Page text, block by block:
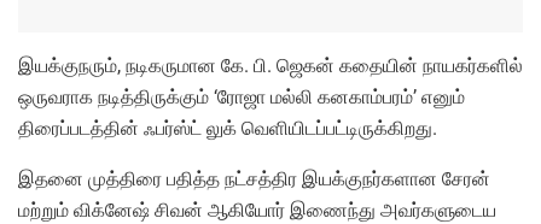
இயக்குநரும், நடிகருமான கே. பி. ஜெகன் கதையின் நாயகர்களில்
ஒருவராக நடித்திருக்கும் ‘ரோஜா மல்லி கனகாம்பரம்’ எனும்
திரைப்படத்தின் ஃபர்ஸ்ட் லுக் வெளியிடப்பட்டிருக்கிறது.
இதனை முத்திரை பதித்த நட்சத்திர இயக்குநர்களான சேரன்
மற்றும் விக்னேஷ் சிவன் ஆகியோர் இணைந்து அவர்களுடைய